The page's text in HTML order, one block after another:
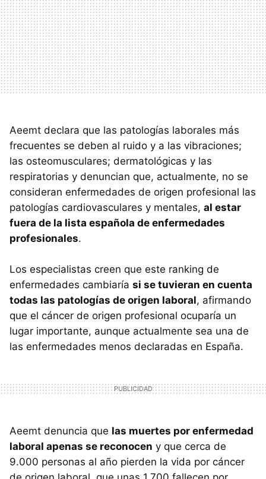
Aeemt declara que las patologías laborales más
frecuentes se deben al ruido y a las vibraciones;
las osteomusculares; dermatológicas y las
respiratorias y denuncian que, actualmente, no se
consideran enfermedades de origen profesional las
patologías cardiovasculares y mentales, al estar
fuera de la lista española de enfermedades
profesionales.
Los especialistas creen que este ranking de
enfermedades cambiaría si se tuvieran en cuenta
todas las patologías de origen laboral, afirmando
que el cáncer de origen profesional ocuparía un
lugar importante, aunque actualmente sea una de
las enfermedades menos declaradas en España.
Aeemt denuncia que las muertes por enfermedad
laboral apenas se reconocen y que cerca de
9.000 personas al año pierden la vida por cáncer